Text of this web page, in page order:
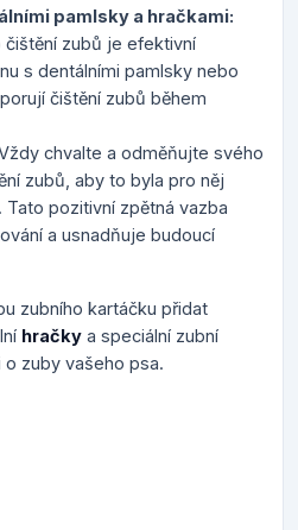
pamlsky a hračkami:
čištění zubů je efektivní
s dentálními pamlsky nebo
čištění zubů během
chvalte a odměňujte svého
zubů, aby to byla pro něj
pozitivní zpětná vazba
a usnadňuje budoucí
zubního kartáčku přidat
hračky a speciální zubní
zuby vašeho psa.